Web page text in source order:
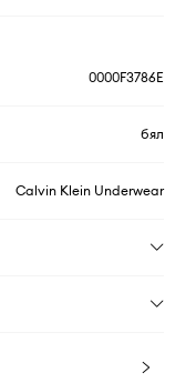
0000F3786E
бял
Calvin Klein Underwear